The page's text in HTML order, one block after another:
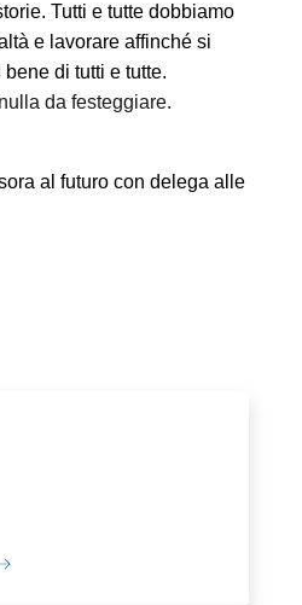
Tutti e tutte dobbiamo
e lavorare affinché si
di tutti e tutte.
da festeggiare.
al futuro con delega alle